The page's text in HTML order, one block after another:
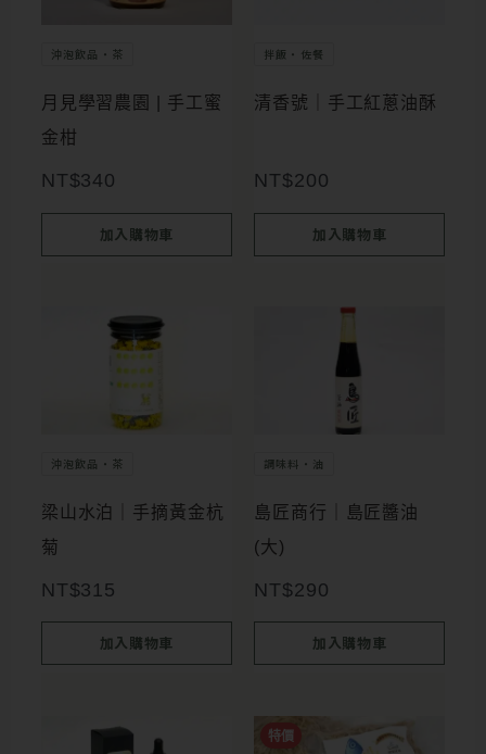
沖泡飲品・茶
月見學習農園 | 手工蜜
金柑
NT$340
加入購物車
拌飯・佐餐
清香號｜手工紅蔥油酥
NT$200
加入購物車
沖泡飲品・茶
梁山水泊｜手摘黃金杭
菊
NT$315
加入購物車
調味料・油
島匠商行｜島匠醬油
(大)
NT$290
加入購物車
特價
此